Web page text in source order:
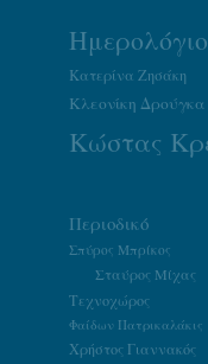
Ημερολόγιο
Κατερίνα Ζησάκη
Κλεονίκη Δρούγκα
Περιοδικό
Σπύρος Μπρίκος
Σταύρος Μίχας
Τεχνοχώρος
Φαίδων Πατρικαλάκις
Χρήστος Γιαννακός